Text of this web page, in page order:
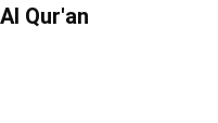
Qur'an